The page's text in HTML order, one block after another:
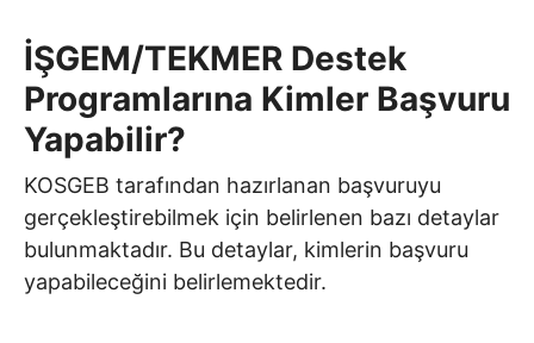
İŞGEM/TEKMER Destek
Programlarına Kimler Başvuru
Yapabilir?
KOSGEB tarafından hazırlanan başvuruyu
gerçekleştirebilmek için belirlenen bazı detaylar
bulunmaktadır. Bu detaylar, kimlerin başvuru
yapabileceğini belirlemektedir.